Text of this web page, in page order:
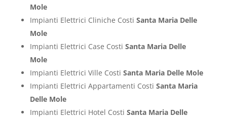
Mole
Impianti Elettrici Cliniche Costi Santa Maria Delle
Mole
Impianti Elettrici Case Costi Santa Maria Delle
Mole
Impianti Elettrici Ville Costi Santa Maria Delle Mole
Impianti Elettrici Appartamenti Costi Santa Maria
Delle Mole
Impianti Elettrici Hotel Costi Santa Maria Delle